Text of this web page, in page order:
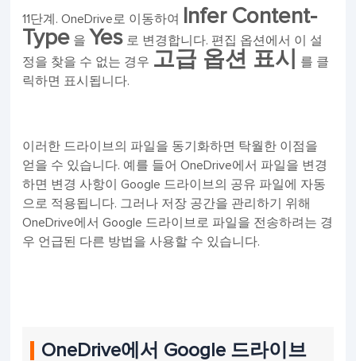
11단계. OneDrive로 이동하여
Infer Content-
Type 을 Yes 로 변경합니다. 편집 옵션에서 이 설
정을 찾을 수 없는 경우 고급 옵션 표시
를 클
릭하면 표시됩니다.
이러한 드라이브의 파일을 동기화하면 탁월한 이점을
얻을 수 있습니다. 예를 들어 OneDrive에서 파일을 변경
하면 변경 사항이 Google 드라이브의 공유 파일에 자동
으로 적용됩니다. 그러나 저장 공간을 관리하기 위해
OneDrive에서 Google 드라이브로 파일을 전송하려는 경
우 언급된 다른 방법을 사용할 수 있습니다.
OneDrive에서 Google 드라이브